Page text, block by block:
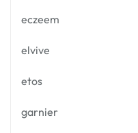
eczeem
elvive
etos
garnier